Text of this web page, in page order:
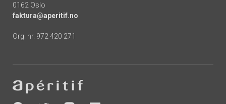
0162 Oslo
faktura@aperitif.no
Org. nr. 972 420 271
-